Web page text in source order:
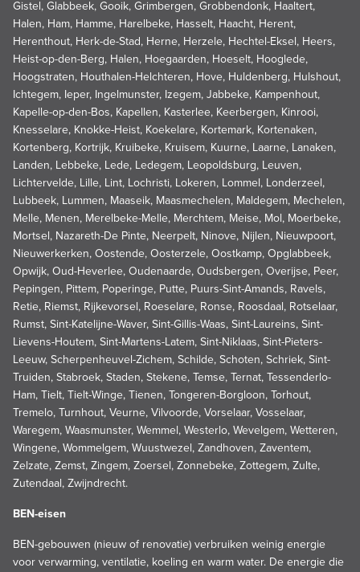
Gistel, Glabbeek, Gooik, Grimbergen, Grobbendonk, Haaltert,
Halen, Ham, Hamme, Harelbeke, Hasselt, Haacht, Herent,
Herenthout, Herk-de-Stad, Herne, Herzele, Hechtel-Eksel, Heers,
Heist-op-den-Berg, Halen, Hoegaarden, Hoeselt, Hooglede,
Hoogstraten, Houthalen-Helchteren, Hove, Huldenberg, Hulshout,
Ichtegem, Ieper, Ingelmunster, Izegem, Jabbeke, Kampenhout,
Kapelle-op-den-Bos, Kapellen, Kasterlee, Keerbergen, Kinrooi,
Knesselare, Knokke-Heist, Koekelare, Kortemark, Kortenaken,
Kortenberg, Kortrijk, Kruibeke, Kruisem, Kuurne, Laarne, Lanaken,
Landen, Lebbeke, Lede, Ledegem, Leopoldsburg, Leuven,
Lichtervelde, Lille, Lint, Lochristi, Lokeren, Lommel, Londerzeel,
Lubbeek, Lummen, Maaseik, Maasmechelen, Maldegem, Mechelen,
Melle, Menen, Merelbeke-Melle, Merchtem, Meise, Mol, Moerbeke,
Mortsel, Nazareth-De Pinte, Neerpelt, Ninove, Nijlen, Nieuwpoort,
Nieuwerkerken, Oostende, Oosterzele, Oostkamp, Opglabbeek,
Opwijk, Oud-Heverlee, Oudenaarde, Oudsbergen, Overijse, Peer,
Pepingen, Pittem, Poperinge, Putte, Puurs-Sint-Amands, Ravels,
Retie, Riemst, Rijkevorsel, Roeselare, Ronse, Roosdaal, Rotselaar,
Rumst, Sint-Katelijne-Waver, Sint-Gillis-Waas, Sint-Laureins, Sint-
Lievens-Houtem, Sint-Martens-Latem, Sint-Niklaas, Sint-Pieters-
Leeuw, Scherpenheuvel-Zichem, Schilde, Schoten, Schriek, Sint-
Truiden, Stabroek, Staden, Stekene, Temse, Ternat, Tessenderlo-
Ham, Tielt, Tielt-Winge, Tienen, Tongeren-Borgloon, Torhout,
Tremelo, Turnhout, Veurne, Vilvoorde, Vorselaar, Vosselaar,
Waregem, Waasmunster, Wemmel, Westerlo, Wevelgem, Wetteren,
Wingene, Wommelgem, Wuustwezel, Zandhoven, Zaventem,
Zelzate, Zemst, Zingem, Zoersel, Zonnebeke, Zottegem, Zulte,
Zutendaal, Zwijndrecht.
BEN-eisen
BEN-gebouwen (nieuw of renovatie) verbruiken weinig energie
voor verwarming, ventilatie, koeling en warm water. De energie die